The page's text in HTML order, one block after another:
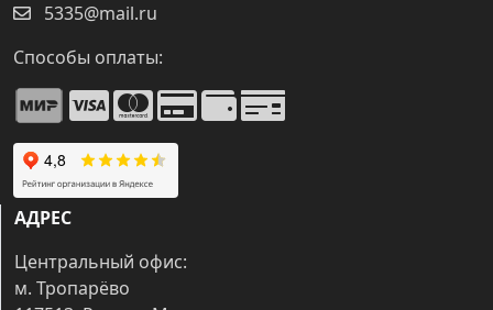
5335@mail.ru
Способы оплаты:
АДРЕС
Центральный офис:
м. Тропарёво